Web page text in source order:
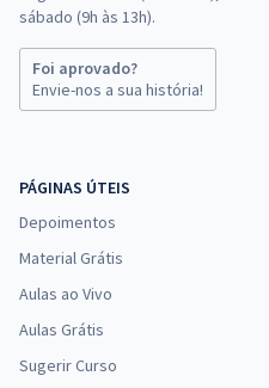
sábado (9h às 13h).
Foi aprovado?
Envie-nos a sua história!
PÁGINAS ÚTEIS
Depoimentos
Material Grátis
Aulas ao Vivo
Aulas Grátis
Sugerir Curso